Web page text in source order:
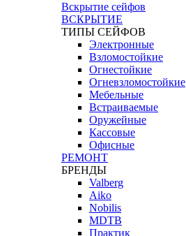
Вскрытие сейфов
ВСКРЫТИЕ
ТИПЫ СЕЙФОВ
Электронные
Взломостойкие
Огнестойкие
Огневзломостойкие
Мебельные
Встраиваемые
Оружейные
Кассовые
Офисные
РЕМОНТ
БРЕНДЫ
Valberg
Aiko
Nobilis
MDTB
Практик